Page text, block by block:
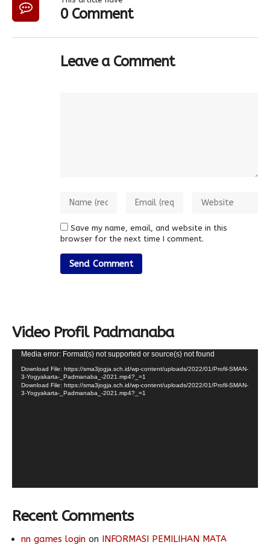
0 Comment
Leave a Comment
Save my name, email, and website in this
browser for the next time I comment.
Video Profil Padmanaba
Video
Player
Media error: Format(s) not supported or source(s) not found
Download File: https://sma3jogja.sch.id/wp-content/uploads/2022/01/Profil-SMAN-
3-Yogyakarta-_Padmanaba_-2021.mp4?_=1
Download File: https://sma3jogja.sch.id/wp-content/uploads/2022/01/Profil-SMAN-
3-Yogyakarta-_Padmanaba_-2021.mp4?_=1
Recent Comments
nn games login on INFORMASI PEMILIHAN MATA